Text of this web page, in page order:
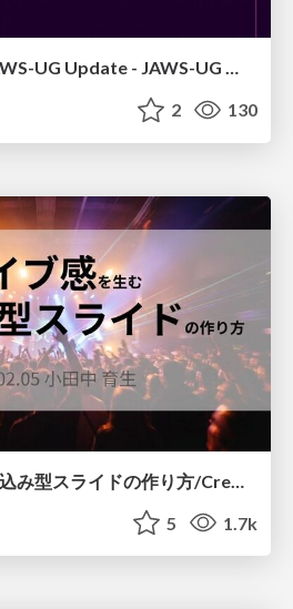
AWS Community/JAWS-UG Update - JAWS-UG 上越妙高支部リブート
2 130
5 1.7k